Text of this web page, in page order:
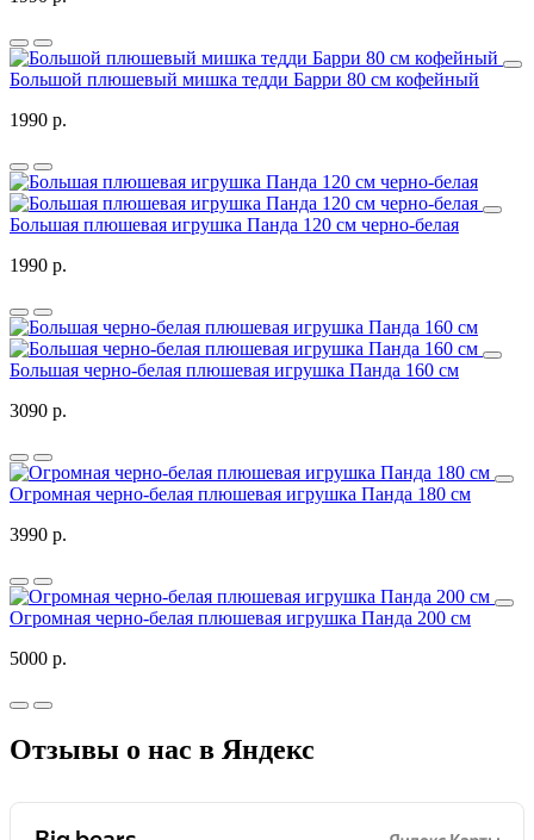
Большой плюшевый мишка тедди Барри 80 см кофейный
1990 р.
Большая плюшевая игрушка Панда 120 см черно-белая
1990 р.
Большая черно-белая плюшевая игрушка Панда 160 см
3090 р.
Огромная черно-белая плюшевая игрушка Панда 180 см
3990 р.
Огромная черно-белая плюшевая игрушка Панда 200 см
5000 р.
Отзывы о нас в Яндекс